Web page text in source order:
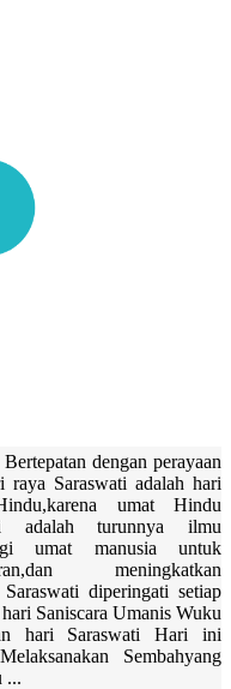
dengan perayaan
raya Saraswati adalah hari
umat Hindu
adalah turunnya ilmu
umat manusia untuk
meningkatkan
diperingati setiap
Saniscara Umanis Wuku
hari Saraswati Hari ini
Sembahyang
...